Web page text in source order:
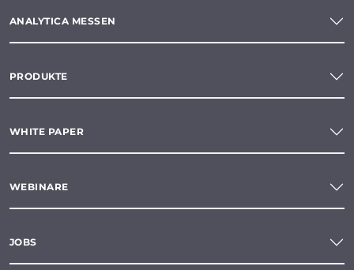
ANALYTICA MESSEN
PRODUKTE
WHITE PAPER
WEBINARE
JOBS